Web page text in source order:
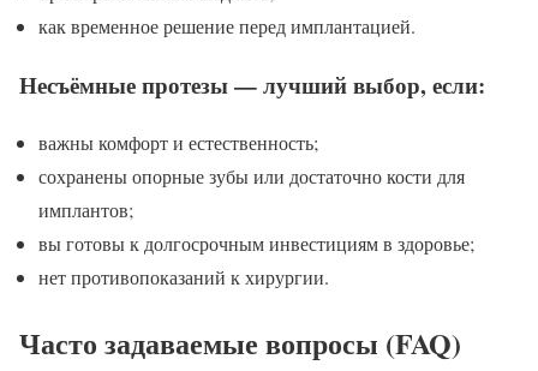
как временное решение перед имплантацией.
Несъёмные протезы — лучший выбор, если:
важны комфорт и естественность;
сохранены опорные зубы или достаточно кости для
имплантов;
вы готовы к долгосрочным инвестициям в здоровье;
нет противопоказаний к хирургии.
Часто задаваемые вопросы (FAQ)